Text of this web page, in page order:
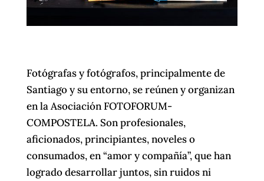
Fotógrafas y fotógrafos, principalmente de
Santiago y su entorno, se reúnen y organizan
en la Asociación FOTOFORUM-
COMPOSTELA. Son profesionales,
aficionados, principiantes, noveles o
consumados, en “amor y compañía”, que han
logrado desarrollar juntos, sin ruidos ni